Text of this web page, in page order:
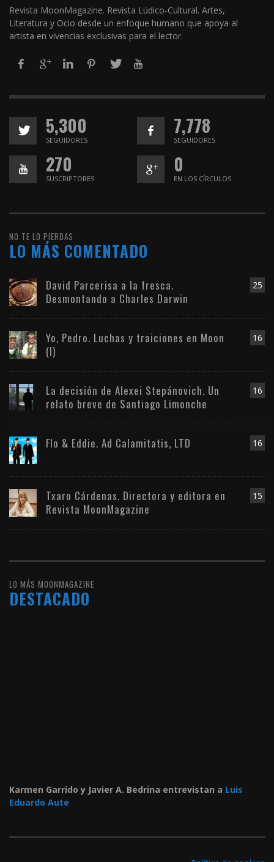
Revista MoonMagazine. Revista Lúdico-Cultural. Artes,
Literatura y Ocio desde un enfoque humano que apoya al
artista en vivencias exclusivas para el lector.
5,300
SEGUIDORES
7,778
SEGUIDORES
270
SUSCRIPTORES
0
EN LOS CÍRCULOS
NO TE LO PIERDAS
LO MÁS COMENTADO
25
David Parcerisa a la fresca.
Desmontando a Charles Darwin
16
Yo, Pedro. Luchas y traiciones en Moon
(I)
16
La decisión de Alexei Stepánovich. Un
relato breve de Santiago Limonche
16
Flo & Eddie. Ad Calamitatis, LTD
15
Txaro Cárdenas. Directora y editora en
Revista MoonMagazine
LO MÁS MOONMAGAZINE
DESTACADO
Karmen Garrido y Javier A. Bedrina entrevistan a Luis
Eduardo Aute